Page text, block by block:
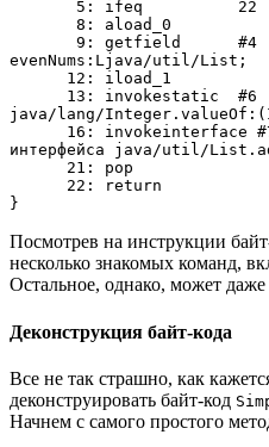
evenNums:Ljava/util/List;
java/lang/
интерфейса java/util/
}
Посмотрев на инструкции
несколько знакомых команд,
Остальное, однако, может даже
Деконструкция байт-кода
Все не так страшно, как
деконструировать байт-код
Начнем с самого простого